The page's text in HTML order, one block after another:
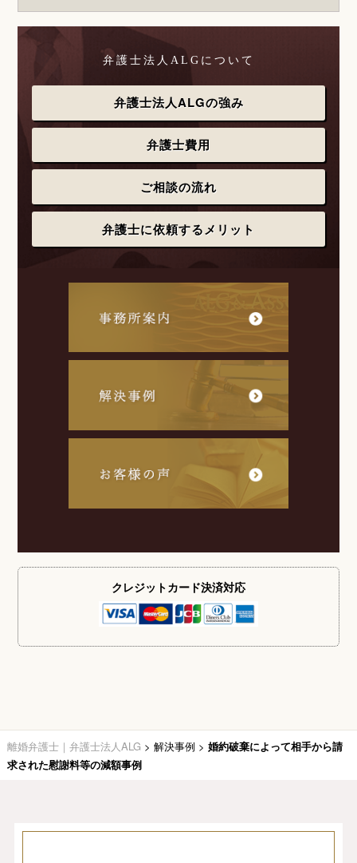
弁護士法人ALGについて
弁護士法人ALGの強み
弁護士費用
ご相談の流れ
弁護士に依頼するメリット
クレジットカード決済対応
離婚弁護士｜弁護士法人ALG > 解決事例 > 婚約破棄によって相手から請
求された慰謝料等の減額事例